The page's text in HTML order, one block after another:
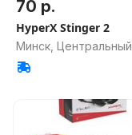
70 р.
HyperX Stinger 2
Минск, Центральный